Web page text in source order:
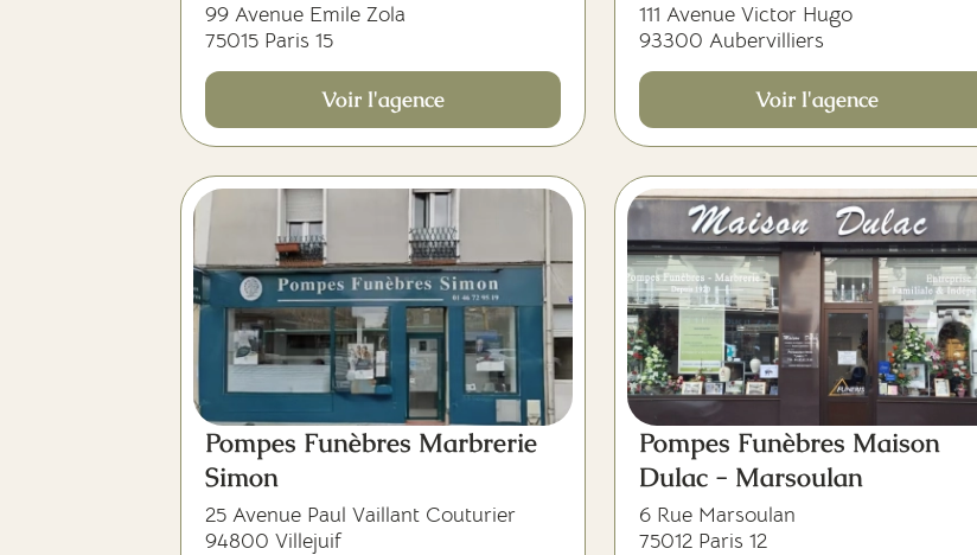
99 Avenue Emile Zola
75015 Paris 15
Voir l'agence
111 Avenue Victor Hugo
93300 Aubervilliers
Voir l'agence
Pompes Funèbres Marbrerie
Simon
25 Avenue Paul Vaillant Couturier
94800 Villejuif
Pompes Funèbres Maison
Dulac - Marsoulan
6 Rue Marsoulan
75012 Paris 12